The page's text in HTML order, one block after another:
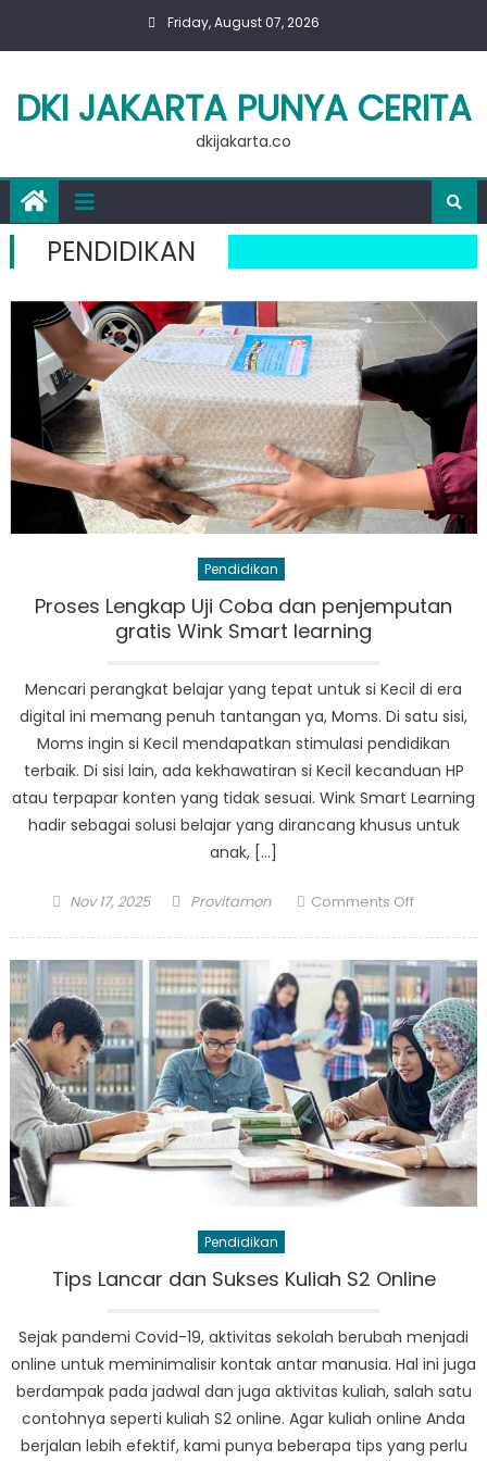
Friday, August 07, 2026
DKI JAKARTA PUNYA CERITA
dkijakarta.co
PENDIDIKAN
Pendidikan
Proses Lengkap Uji Coba dan penjemputan
gratis Wink Smart learning
Mencari perangkat belajar yang tepat untuk si Kecil di era
digital ini memang penuh tantangan ya, Moms. Di satu sisi,
Moms ingin si Kecil mendapatkan stimulasi pendidikan
terbaik. Di sisi lain, ada kekhawatiran si Kecil kecanduan HP
atau terpapar konten yang tidak sesuai. Wink Smart Learning
hadir sebagai solusi belajar yang dirancang khusus untuk
anak, […]
Posted
Nov 17, 2025 Author
Provitamon Comments Offon
Uji
Coba
dan
gratis
Wink
Smart
learning
Pendidikan
Tips Lancar dan Sukses Kuliah S2 Online
Sejak pandemi Covid-19, aktivitas sekolah berubah menjadi
online untuk meminimalisir kontak antar manusia. Hal ini juga
berdampak pada jadwal dan juga aktivitas kuliah, salah satu
contohnya seperti kuliah S2 online. Agar kuliah online Anda
berjalan lebih efektif, kami punya beberapa tips yang perlu